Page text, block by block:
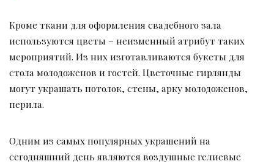
Кроме ткани для оформления свадебного зала
используются цветы – неизменный атрибут таких
мероприятий. Из них изготавливаются букеты для
стола молодоженов и гостей. Цветочные гирлянды
могут украшать потолок, стены, арку молодоженов,
перила.
Одним из самых популярных украшений на
сегодняшний день являются воздушные гелиевые